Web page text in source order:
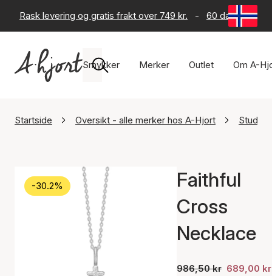
Rask levering og gratis frakt over 749 kr. - 60 dagers
Smykker Merker Outlet Om A-
Startside Oversikt - alle merker hos A-Hjort
-30.2%
Faithful
Cross
Necklace
986,50 kr 689,00 kr